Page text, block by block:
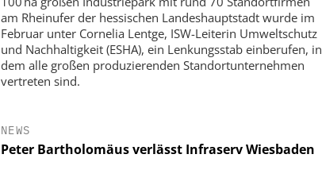
am Rheinufer der hessischen Landeshauptstadt wurde im
Februar unter Cornelia Lentge, ISW-Leiterin Umweltschutz
und Nachhaltigkeit (ESHA), ein Lenkungsstab einberufen, in
dem alle großen produzierenden Standortunternehmen
vertreten sind.
NEWS
Peter Bartholomäus verlässt Infraserv Wiesbaden